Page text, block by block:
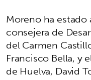
Moreno ha
consejera de
del Carmen
Francisco Bella, y
de Huelva, David